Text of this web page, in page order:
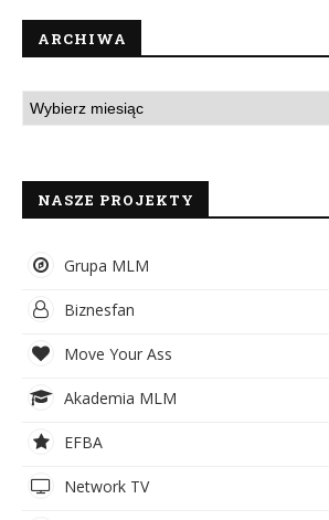
ARCHIWA
NASZE PROJEKTY
Grupa MLM
Biznesfan
Move Your Ass
Akademia MLM
EFBA
Network TV